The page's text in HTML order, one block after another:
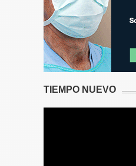
TIEMPO NUEVO